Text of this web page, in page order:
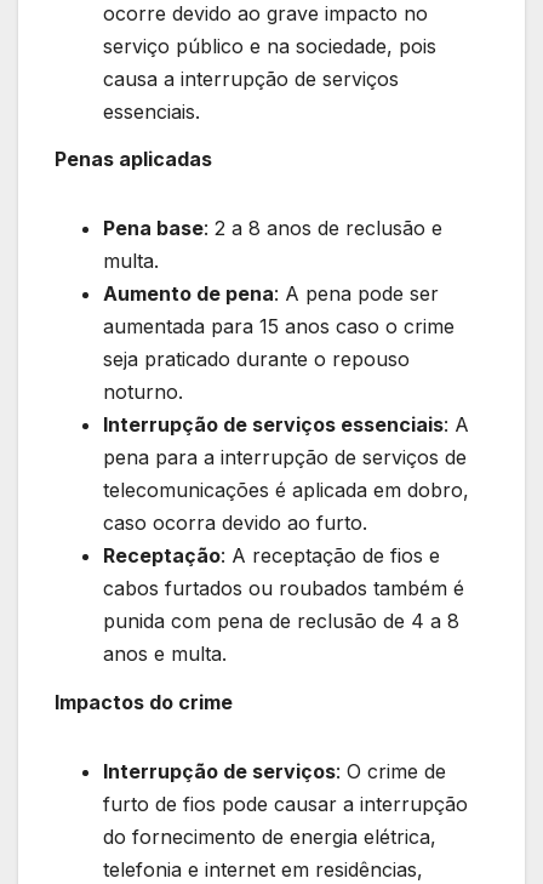
ocorre devido ao grave impacto no
serviço público e na sociedade, pois
causa a interrupção de serviços
essenciais.
Penas aplicadas
Pena base: 2 a 8 anos de reclusão e
multa.
Aumento de pena: A pena pode ser
aumentada para 15 anos caso o crime
seja praticado durante o repouso
noturno.
Interrupção de serviços essenciais: A
pena para a interrupção de serviços de
telecomunicações é aplicada em dobro,
caso ocorra devido ao furto.
Receptação: A receptação de fios e
cabos furtados ou roubados também é
punida com pena de reclusão de 4 a 8
anos e multa.
Impactos do crime
Interrupção de serviços: O crime de
furto de fios pode causar a interrupção
do fornecimento de energia elétrica,
telefonia e internet em residências,